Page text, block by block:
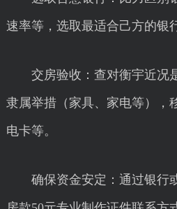
速率等，选取最适合己方的银
交房验收：查对衡宇近况
隶属举措（家具、家电等），
电卡等。
确保资金安定：通过银行